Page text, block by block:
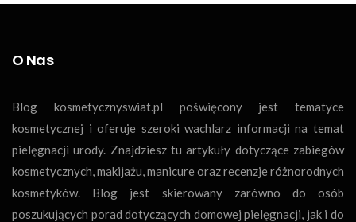
O Nas
Blog kosmetycznyswiat.pl poświęcony jest tematyce
kosmetycznej i oferuje szeroki wachlarz informacji na temat
pielęgnacji urody. Znajdziesz tu artykuły dotyczące zabiegów
kosmetycznych, makijażu, manicure oraz recenzje różnorodnych
kosmetyków. Blog jest skierowany zarówno do osób
poszukujących porad dotyczących domowej pielęgnacji, jak i do